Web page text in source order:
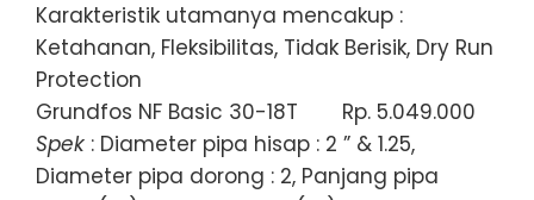
Karakteristik utamanya mencakup :
Ketahanan, Fleksibilitas, Tidak Berisik, Dry Run
Protection
Grundfos NF Basic 30-18T
Rp. 5.049.000
Spek : Diameter pipa hisap : 2 ” & 1.25,
Diameter pipa dorong : 2, Panjang pipa